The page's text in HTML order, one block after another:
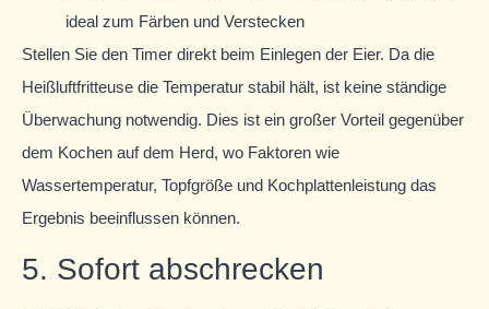
ideal zum Färben und Verstecken
Stellen Sie den Timer direkt beim Einlegen der Eier. Da die
Heißluftfritteuse die Temperatur stabil hält, ist keine ständige
Überwachung notwendig. Dies ist ein großer Vorteil gegenüber
dem Kochen auf dem Herd, wo Faktoren wie
Wassertemperatur, Topfgröße und Kochplattenleistung das
Ergebnis beeinflussen können.
5. Sofort abschrecken